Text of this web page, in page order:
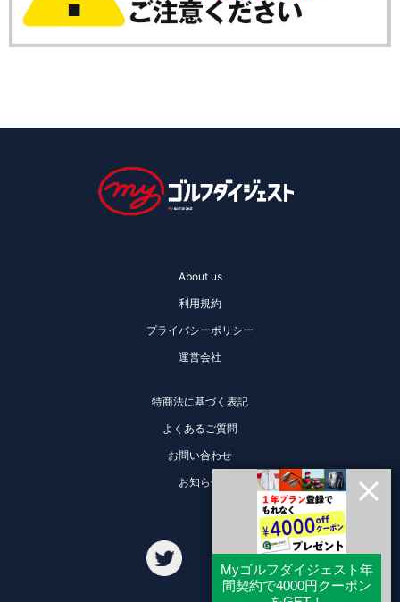
About us
利用規約
プライバシーポリシー
運営会社
特商法に基づく表記
よくあるご質問
お問い合わせ
お知らせ